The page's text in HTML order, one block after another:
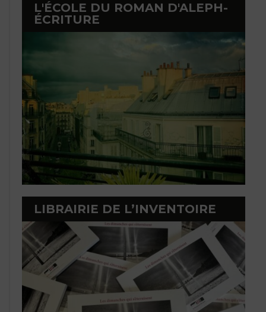
L'ÉCOLE DU ROMAN D'ALEPH-
ÉCRITURE
LIBRAIRIE DE L’INVENTOIRE